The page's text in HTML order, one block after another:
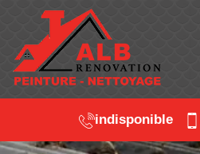
indisponible